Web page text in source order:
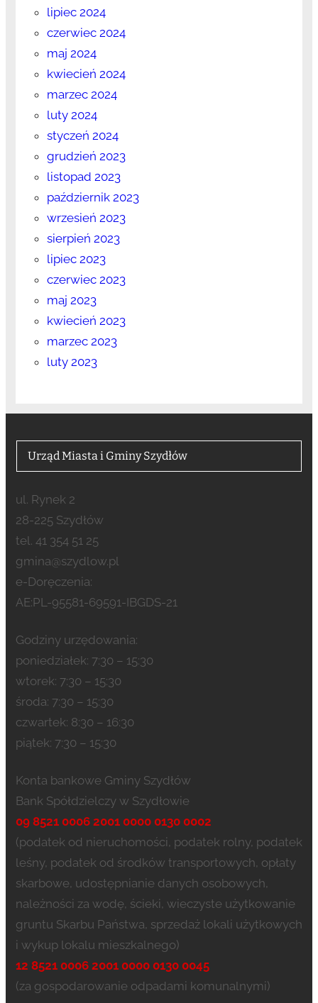
lipiec 2024
czerwiec 2024
maj 2024
kwiecień 2024
marzec 2024
luty 2024
styczeń 2024
grudzień 2023
listopad 2023
październik 2023
wrzesień 2023
sierpień 2023
lipiec 2023
czerwiec 2023
maj 2023
kwiecień 2023
marzec 2023
luty 2023
Urząd Miasta i Gminy Szydłów
ul. Rynek 2
28-225 Szydłów
tel. 41 354 51 25
gmina@szydlow.pl
e-Doręczenia:
AE:PL-95581-69591-IBGDS-21
Godziny urzędowania:
poniedziałek: 7:30 – 15:30
wtorek: 7:30 – 15:30
środa: 7:30 – 15:30
czwartek: 8:30 – 16:30
piątek: 7:30 – 15:30
Konta bankowe Gminy Szydłów
Bank Spółdzielczy w Szydłowie
09 8521 0006 2001 0000 0130 0002
(podatek od nieruchomości, podatek rolny, podatek
leśny, podatek od środków transportowych, opłaty
skarbowe, udostępnianie danych osobowych,
należności za wodę, ścieki, wieczyste użytkowanie
gruntu Skarbu Państwa, sprzedaż lokali użytkowych
i wykup lokalu mieszkalnego)
12 8521 0006 2001 0000 0130 0045
(za gospodarowanie odpadami komunalnymi)